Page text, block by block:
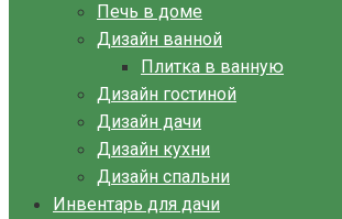
Печь в доме
Дизайн ванной
Плитка в ванную
Дизайн гостиной
Дизайн дачи
Дизайн кухни
Дизайн спальни
Инвентарь для дачи